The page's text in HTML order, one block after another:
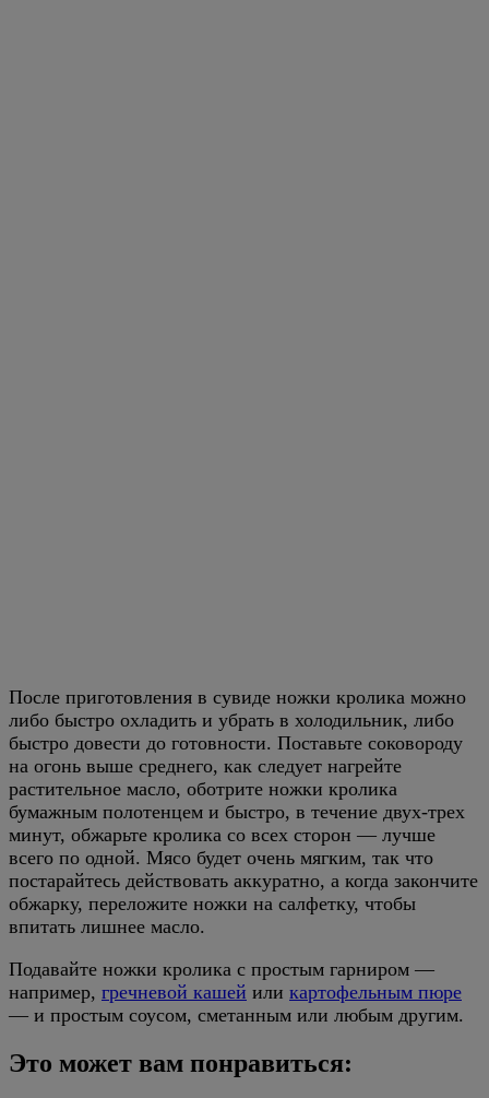
После приготовления в сувиде ножки кролика можно
либо быстро охладить и убрать в холодильник, либо
быстро довести до готовности. Поставьте соковороду
на огонь выше среднего, как следует нагрейте
растительное масло, оботрите ножки кролика
бумажным полотенцем и быстро, в течение двух-трех
минут, обжарьте кролика со всех сторон — лучше
всего по одной. Мясо будет очень мягким, так что
постарайтесь действовать аккуратно, а когда закончите
обжарку, переложите ножки на салфетку, чтобы
впитать лишнее масло.
Подавайте ножки кролика с простым гарниром —
например, гречневой кашей или картофельным пюре
— и простым соусом, сметанным или любым другим.
Это может вам понравиться: